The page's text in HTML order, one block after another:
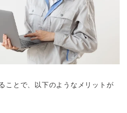
ことで、以下のようなメリットが